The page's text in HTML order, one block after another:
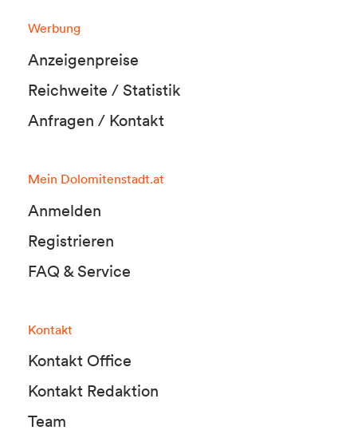
Werbung
Anzeigenpreise
Reichweite / Statistik
Anfragen / Kontakt
Mein Dolomitenstadt.at
Anmelden
Registrieren
FAQ & Service
Kontakt
Kontakt Office
Kontakt Redaktion
Team